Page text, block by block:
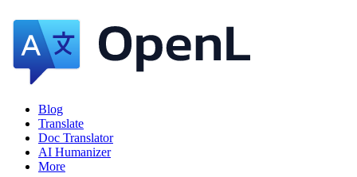
Blog
Translate
Doc Translator
AI Humanizer
More